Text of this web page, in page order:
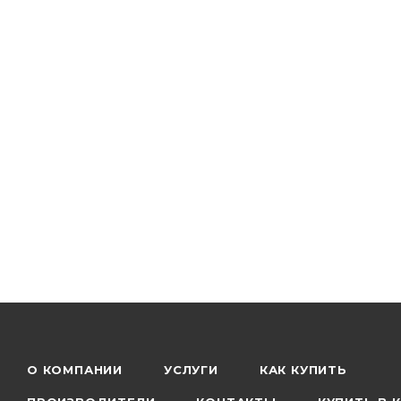
О КОМПАНИИ УСЛУГИ КАК КУПИТЬ